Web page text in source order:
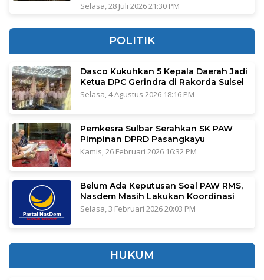
Selasa, 28 Juli 2026 21:30 PM
POLITIK
Dasco Kukuhkan 5 Kepala Daerah Jadi
Ketua DPC Gerindra di Rakorda Sulsel
Selasa, 4 Agustus 2026 18:16 PM
Pemkesra Sulbar Serahkan SK PAW
Pimpinan DPRD Pasangkayu
Kamis, 26 Februari 2026 16:32 PM
Belum Ada Keputusan Soal PAW RMS,
Nasdem Masih Lakukan Koordinasi
Selasa, 3 Februari 2026 20:03 PM
HUKUM